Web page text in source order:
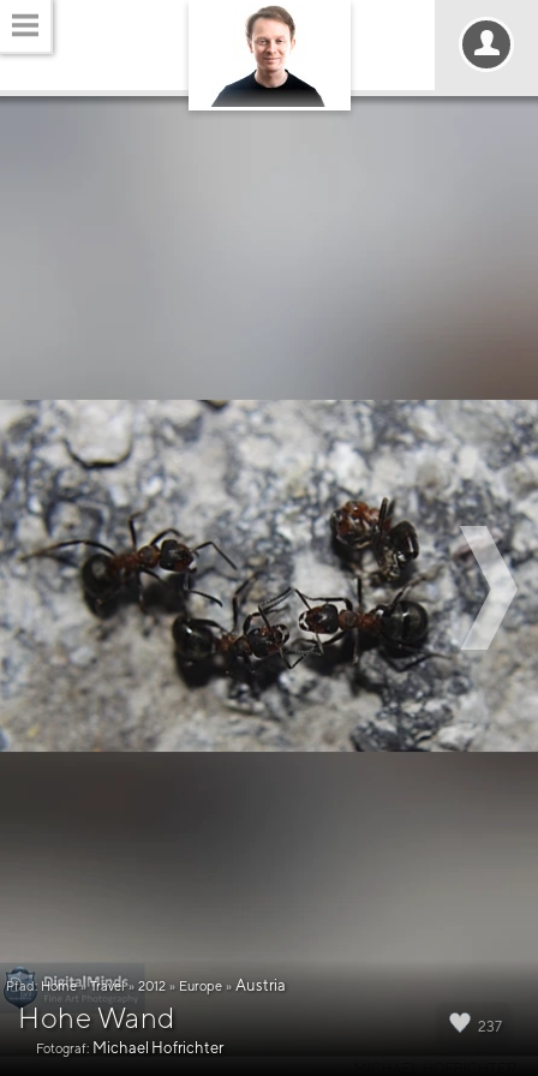
237
Pfad: Home » Travel » 2012 » Europe » Austria
Hohe Wand
Fotograf: Michael Hofrichter